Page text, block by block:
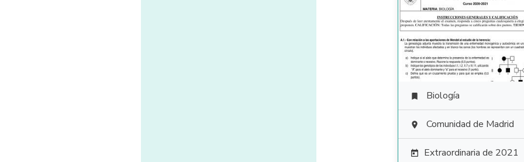
 Biología
 Comunidad de Madrid
 Extraordinaria de 2021